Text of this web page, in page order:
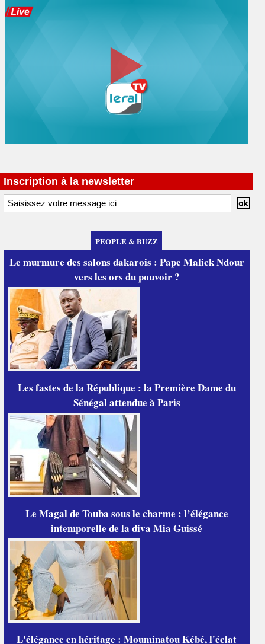
Inscription à la newsletter
PEOPLE & BUZZ
Le murmure des salons dakarois : Pape Malick Ndour
vers les ors du pouvoir ?
Les fastes de la République : la Première Dame du
Sénégal attendue à Paris
Le Magal de Touba sous le charme : l’élégance
intemporelle de la diva Mia Guissé
L'élégance en héritage : Mouminatou Kébé, l'éclat